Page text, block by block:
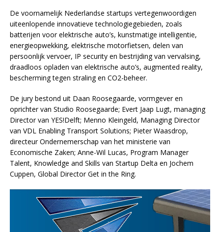
De voornamelijk Nederlandse startups vertegenwoordigen
uiteenlopende innovatieve technologiegebieden, zoals
batterijen voor elektrische auto’s, kunstmatige intelligentie,
energieopwekking, elektrische motorfietsen, delen van
persoonlijk vervoer, IP security en bestrijding van vervalsing,
draadloos opladen van elektrische auto’s, augmented reality,
bescherming tegen straling en CO2-beheer.
De jury bestond uit Daan Roosegaarde, vormgever en
oprichter van Studio Roosegaarde; Evert Jaap Lugt, managing
Director van YES!Delft; Menno Kleingeld, Managing Director
van VDL Enabling Transport Solutions; Pieter Waasdrop,
directeur Ondernemerschap van het ministerie van
Economische Zaken; Anne-Wil Lucas, Program Manager
Talent, Knowledge and Skills van Startup Delta en Jochem
Cuppen, Global Director Get in the Ring.